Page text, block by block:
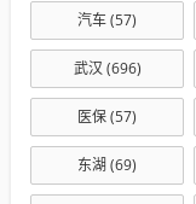
汽车(57)
武汉 (696)
医保(57)
东湖 (69)